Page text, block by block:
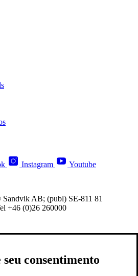
Instagram Youtube
AB; (publ) SE-811 81
+46 (0)26 260000
consentimento